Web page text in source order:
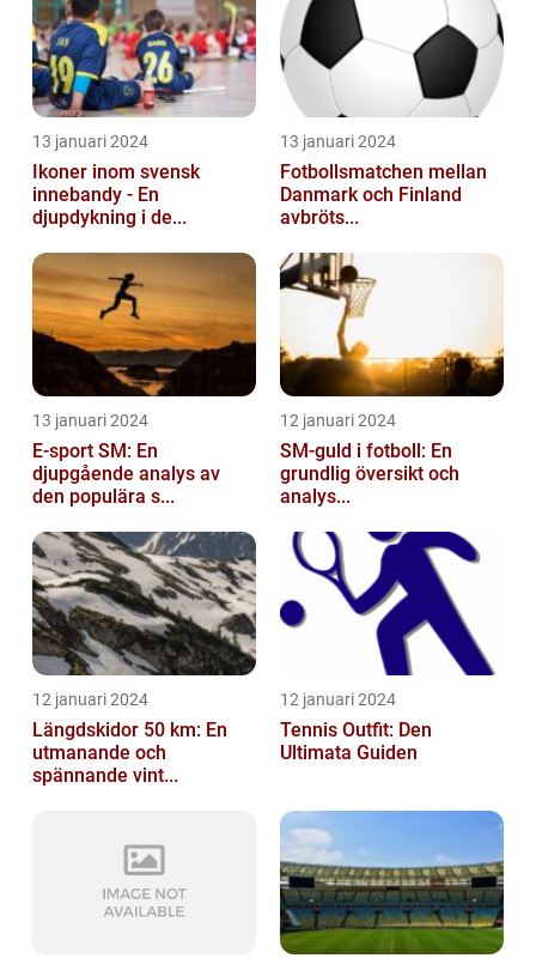
13 januari 2024
Ikoner inom svensk
innebandy - En
djupdykning i de...
13 januari 2024
Fotbollsmatchen mellan
Danmark och Finland
avbröts...
13 januari 2024
E-sport SM: En
djupgående analys av
den populära s...
12 januari 2024
SM-guld i fotboll: En
grundlig översikt och
analys...
12 januari 2024
Längdskidor 50 km: En
utmanande och
spännande vint...
12 januari 2024
Tennis Outfit: Den
Ultimata Guiden